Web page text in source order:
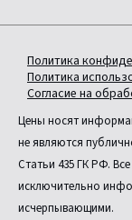
Политика
Политика
Согласие на
Цены носят
не являются
Статьи 435 ГК РФ.
исключительно
исчерпывающими.